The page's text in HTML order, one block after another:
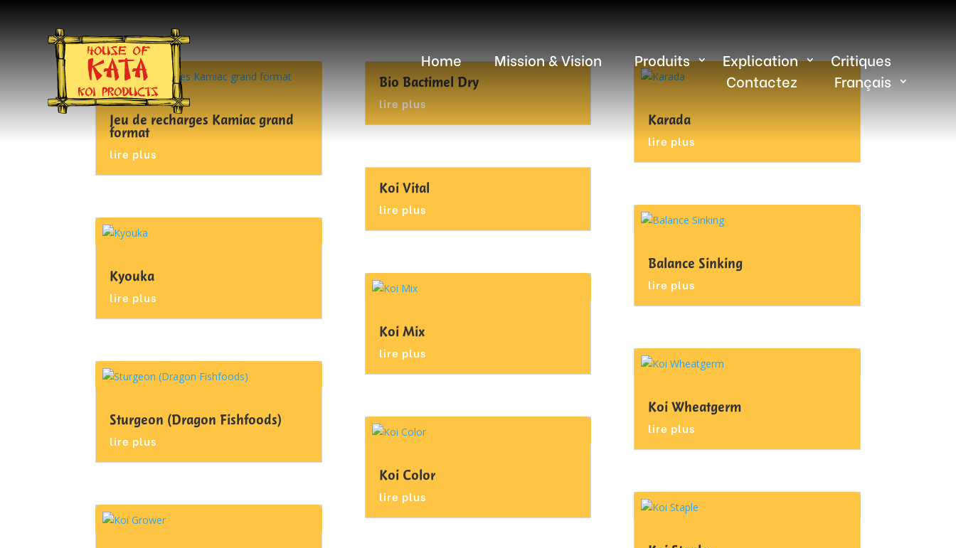
Home Mission & Vision Produits Explication
Critiques
Contactez
Français
Jeu de recharges Kamiac grand
format
lire plus
Kyouka
lire plus
Sturgeon (Dragon Fishfoods)
lire plus
Bio Bactimel Dry
lire plus
Koi Vital
lire plus
Koi Mix
lire plus
Koi Color
lire plus
Karada
lire plus
Balance Sinking
lire plus
Koi Wheatgerm
lire plus